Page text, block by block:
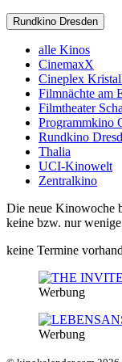
Rundkino Dresden
alle Kinos
CinemaxX
Cineplex
Filmnächte am
Filmtheater
Programmkino
Rundkino
Thalia
UCI-Kinowelt
Zentralkino
Die neue Kinowoche
keine bzw. nur
keine Termine
Werbung
Werbung